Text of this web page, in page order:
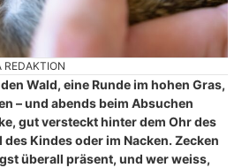
REDAKTION
Wald, eine Runde im hohen Gras,
– und abends beim Absuchen
gut versteckt hinter dem Ohr des
Kindes oder im Nacken. Zecken
überall präsent, und wer weiss,